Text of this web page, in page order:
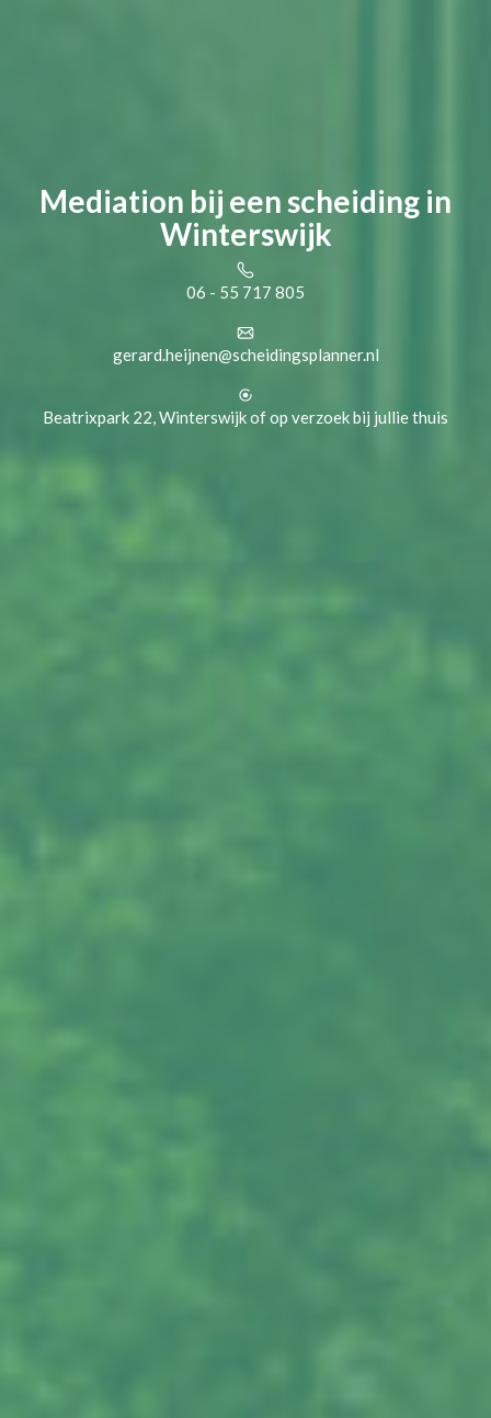
Mediation bij een scheiding in
Winterswijk
06 - 55 717 805
gerard.heijnen@scheidingsplanner.nl
Beatrixpark 22, Winterswijk of op verzoek bij jullie thuis